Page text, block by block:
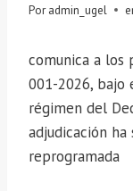
Por admin_ugel
comunica a los
001-2026, bajo
régimen del
adjudicación ha
reprogramada